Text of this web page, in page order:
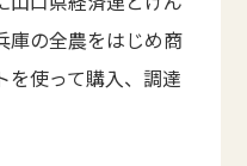
庫の全農をはじめ商
を使って購入、調達